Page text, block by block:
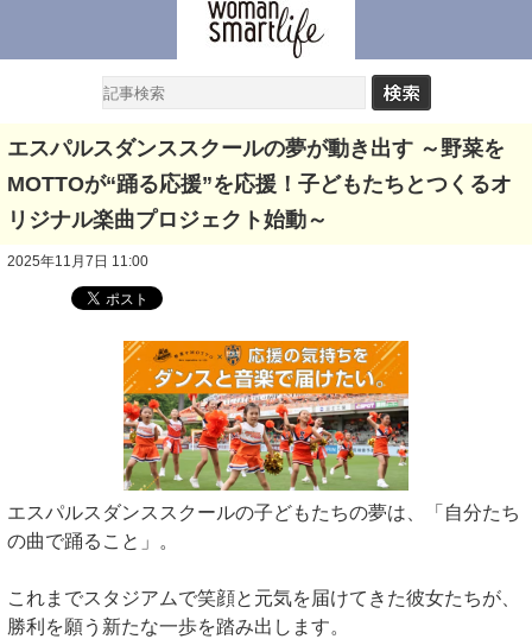
エスパルスダンススクールの夢が動き出す ～野菜を
MOTTOが“踊る応援”を応援！子どもたちとつくるオ
リジナル楽曲プロジェクト始動～
2025年11月7日 11:00
エスパルスダンススクールの子どもたちの夢は、「自分たち
の曲で踊ること」。
これまでスタジアムで笑顔と元気を届けてきた彼女たちが、
勝利を願う新たな一歩を踏み出します。